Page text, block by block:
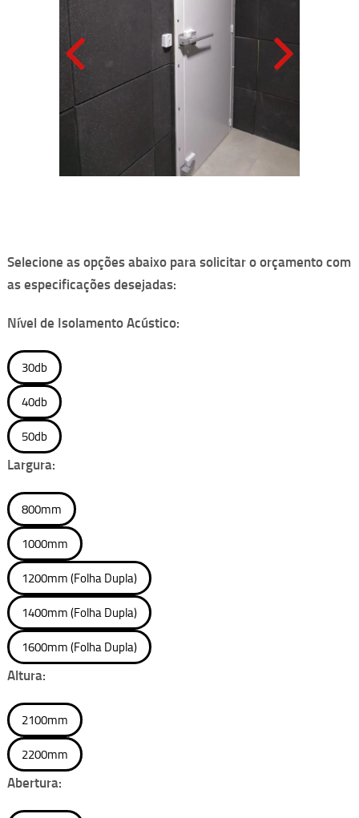
Selecione as opções abaixo para solicitar o orçamento com
as especificações desejadas:
Nível de Isolamento Acústico:
30db
40db
50db
Largura:
800mm
1000mm
1200mm (Folha Dupla)
1400mm (Folha Dupla)
1600mm (Folha Dupla)
Altura:
2100mm
2200mm
Abertura: